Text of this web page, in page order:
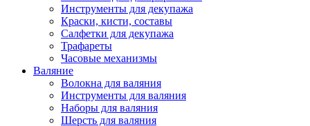
Инструменты для декупажа
Краски, кисти, составы
Салфетки для декупажа
Трафареты
Часовые механизмы
Валяние
Волокна для валяния
Инструменты для валяния
Наборы для валяния
Шерсть для валяния